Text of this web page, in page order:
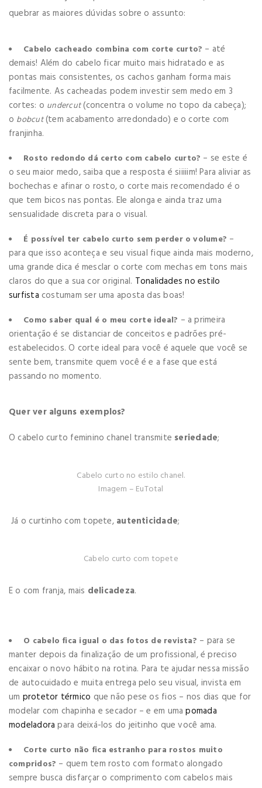
quebrar as maiores dúvidas sobre o assunto:
Cabelo cacheado combina com corte curto? – até
demais! Além do cabelo ficar muito mais hidratado e as
pontas mais consistentes, os cachos ganham forma mais
facilmente. As cacheadas podem investir sem medo em 3
cortes: o undercut(concentra o volume no topo da cabeça);
o bobcut(tem acabamento arredondado) e o corte com
franjinha.
Rosto redondo dá certo com cabelo curto? – se este é
o seu maior medo, saiba que a resposta é siiiiim! Para aliviar as
bochechas e afinar o rosto, o corte mais recomendado é o
que tem bicos nas pontas. Ele alonga e ainda traz uma
sensualidade discreta para o visual.
É possível ter cabelo curto sem perder o volume? –
para que isso aconteça e seu visual fique ainda mais moderno,
uma grande dica é mesclar o corte com mechas em tons mais
claros do que a sua cor original. Tonalidades no estilo
surfista costumam ser uma aposta das boas!
Como saber qual é o meu corte ideal? – a primeira
orientação é se distanciar de conceitos e padrões pré-
estabelecidos. O corte ideal para você é aquele que você se
sente bem, transmite quem você é e a fase que está
passando no momento.
Quer ver alguns exemplos?
O cabelo curto feminino chanel transmite seriedade;
Cabelo curto no estilo chanel.
Imagem – EuTotal
Já o curtinho com topete, autenticidade;
Cabelo curto com topete
E o com franja, mais delicadeza.
O cabelo fica igual o das fotos de revista? – para se
manter depois da finalização de um profissional, é preciso
encaixar o novo hábito na rotina. Para te ajudar nessa missão
de autocuidado e muita entrega pelo seu visual, invista em
um protetor térmico que não pese os fios – nos dias que for
modelar com chapinha e secador – e em umapomada
modeladora para deixá-los do jeitinho que você ama.
Corte curto não fica estranho para rostos muito
compridos? – quem tem rosto com formato alongado
sempre busca disfarçar o comprimento com cabelos mais